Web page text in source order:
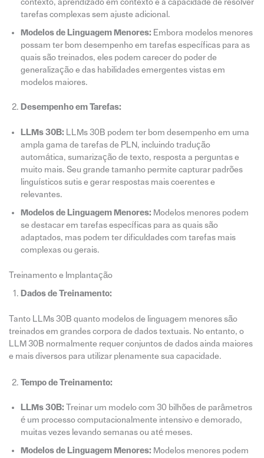
contexto, aprendizado em contexto e a capacidade de resolver
tarefas complexas sem ajuste adicional.
Modelos de Linguagem Menores: Embora modelos menores
possam ter bom desempenho em tarefas específicas para as
quais são treinados, eles podem carecer do poder de
generalização e das habilidades emergentes vistas em
modelos maiores.
Desempenho em Tarefas:
LLMs 30B: LLMs 30B podem ter bom desempenho em uma
ampla gama de tarefas de PLN, incluindo tradução
automática, sumarização de texto, resposta a perguntas e
muito mais. Seu grande tamanho permite capturar padrões
linguísticos sutis e gerar respostas mais coerentes e
relevantes.
Modelos de Linguagem Menores: Modelos menores podem
se destacar em tarefas específicas para as quais são
adaptados, mas podem ter dificuldades com tarefas mais
complexas ou gerais.
Treinamento e Implantação
Dados de Treinamento:
Tanto LLMs 30B quanto modelos de linguagem menores são
treinados em grandes corpora de dados textuais. No entanto, o
LLM 30B normalmente requer conjuntos de dados ainda maiores
e mais diversos para utilizar plenamente sua capacidade.
Tempo de Treinamento:
LLMs 30B: Treinar um modelo com 30 bilhões de parâmetros
é um processo computacionalmente intensivo e demorado,
muitas vezes levando semanas ou até meses.
Modelos de Linguagem Menores: Modelos menores podem